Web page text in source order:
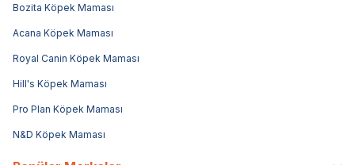
Bozita Köpek Maması
Acana Köpek Maması
Royal Canin Köpek Maması
Hill's Köpek Maması
Pro Plan Köpek Maması
N&D Köpek Maması